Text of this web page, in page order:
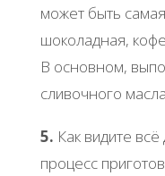
может быть
шоколадная,
В основном,
сливочного
5. Как видите
процесс